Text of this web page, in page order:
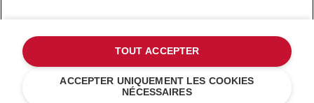
forme du robot pâtissier multifonction sont des marques
commerciales aux États-Unis et ailleurs.
Gérer mes cookies
Politique de confidentialité
Politique en matière de cookies
ACCEPTER UNIQUEMENT LES COOKIES
NÉCESSAIRES
TOUT ACCEPTER